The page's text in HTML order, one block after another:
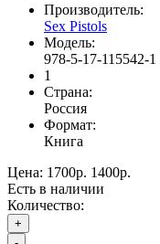
Производитель:
Sex Pistols
Модель:
978-5-17-115542-1
1
Страна:
Россия
Формат:
Книга
Цена: 1700р. 1400р.
Есть в наличии
Количество:
+